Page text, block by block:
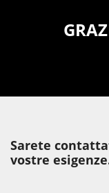
Sarete
vostre